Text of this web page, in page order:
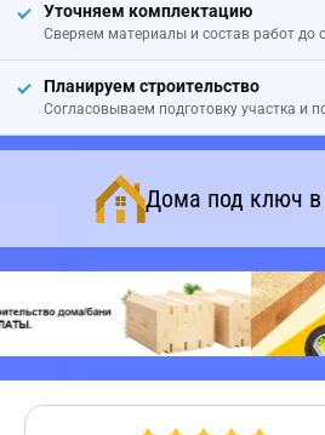
Уточняем комплектацию
Сверяем материалы и состав работ до
Планируем строительство
Согласовываем подготовку участка и
Дома под ключ в